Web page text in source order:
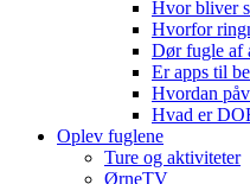
Hvor bliver
Hvorfor
Dør fugle af
Er apps til
Hvordan
Hvad er
Oplev fuglene
Ture og aktiviteter
ØrneTV